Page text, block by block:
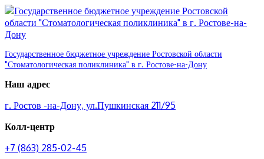
Перейти
к
содержимому
Государственное бюджетное учреждение Ростовской области
"Стоматологическая поликлиника" в г. Ростове-на-Дону
Наш адрес
г. Ростов -на-Дону, ул.Пушкинская 211/95
Колл-центр
+7 (863) 285-02-45